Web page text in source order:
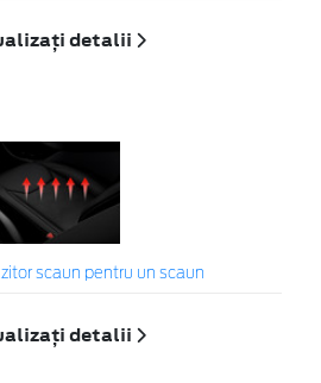
detalii
scaun pentru un scaun
detalii